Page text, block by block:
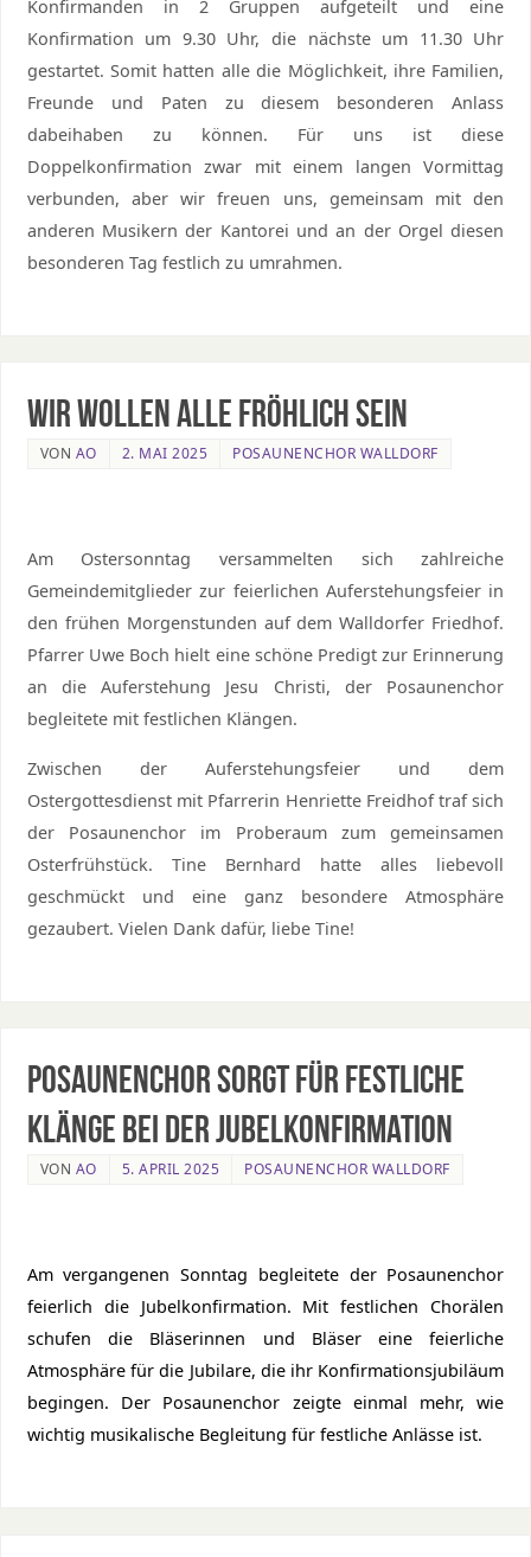
Konfirmanden in 2 Gruppen aufgeteilt und eine
Konfirmation um 9.30 Uhr, die nächste um 11.30 Uhr
gestartet. Somit hatten alle die Möglichkeit, ihre Familien,
Freunde und Paten zu diesem besonderen Anlass
dabeihaben zu können. Für uns ist diese
Doppelkonfirmation zwar mit einem langen Vormittag
verbunden, aber wir freuen uns, gemeinsam mit den
anderen Musikern der Kantorei und an der Orgel diesen
besonderen Tag festlich zu umrahmen.
Wir wollen alle fröhlich sein
VON AO 2. MAI 2025 POSAUNENCHOR WALLDORF
Am Ostersonntag versammelten sich zahlreiche
Gemeindemitglieder zur feierlichen Auferstehungsfeier in
den frühen Morgenstunden auf dem Walldorfer Friedhof.
Pfarrer Uwe Boch hielt eine schöne Predigt zur Erinnerung
an die Auferstehung Jesu Christi, der Posaunenchor
begleitete mit festlichen Klängen.
Zwischen der Auferstehungsfeier und dem
Ostergottesdienst mit Pfarrerin Henriette Freidhof traf sich
der Posaunenchor im Proberaum zum gemeinsamen
Osterfrühstück. Tine Bernhard hatte alles liebevoll
geschmückt und eine ganz besondere Atmosphäre
gezaubert. Vielen Dank dafür, liebe Tine!
Posaunenchor sorgt für festliche
Klänge bei der Jubelkonfirmation
VON AO 5. APRIL 2025 POSAUNENCHOR WALLDORF
Am vergangenen Sonntag begleitete der Posaunenchor
feierlich die Jubelkonfirmation. Mit festlichen Chorälen
schufen die Bläserinnen und Bläser eine feierliche
Atmosphäre für die Jubilare, die ihr Konfirmationsjubiläum
begingen. Der Posaunenchor zeigte einmal mehr, wie
wichtig musikalische Begleitung für festliche Anlässe ist.